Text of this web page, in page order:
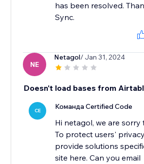
has been resolved.
Sync.
NE
Netagol/ Jan 31, 2024
Doesn't load bases from
CE Команда Certified Code
Hi netagol, we are sorry
To protect users'
provide solutions
site here. Can you email